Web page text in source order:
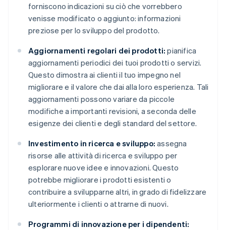
forniscono indicazioni su ciò che vorrebbero
venisse modificato o aggiunto: informazioni
preziose per lo sviluppo del prodotto.
Aggiornamenti regolari dei prodotti: pianifica
aggiornamenti periodici dei tuoi prodotti o servizi.
Questo dimostra ai clienti il tuo impegno nel
migliorare e il valore che dai alla loro esperienza. Tali
aggiornamenti possono variare da piccole
modifiche a importanti revisioni, a seconda delle
esigenze dei clienti e degli standard del settore.
Investimento in ricerca e sviluppo: assegna
risorse alle attività di ricerca e sviluppo per
esplorare nuove idee e innovazioni. Questo
potrebbe migliorare i prodotti esistenti o
contribuire a svilupparne altri, in grado di fidelizzare
ulteriormente i clienti o attrarne di nuovi.
Programmi di innovazione per i dipendenti: